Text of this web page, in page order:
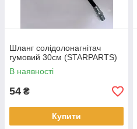
Шланг солідолонагнітач
гумовий 30см (STARPARTS)
В наявності
54 ₴
Купити